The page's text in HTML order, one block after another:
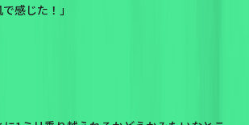
感じた！」